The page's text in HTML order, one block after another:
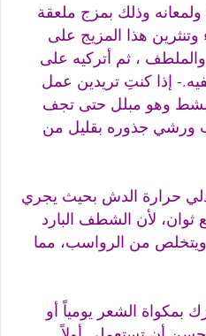
وذلك بمزج ملعقة
هذا المزيج على
، ثم أتركيه على
- إذا كنتِ تريدين عمل
وهو مبلل حتى تجف
ورشي جذوره بقليل من
حرارة الدش بحيث يجري
ثوان، لأن الشطف البارد
من الرواسب، مما
بمكواة الشعر يومياً أو